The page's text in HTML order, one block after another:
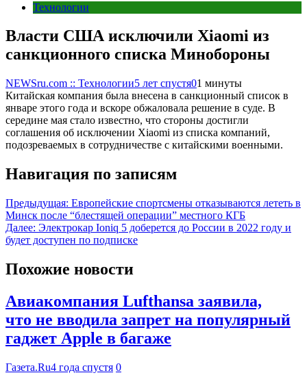
Технологии
Власти США исключили Xiaomi из
санкционного списка Минобороны
NEWSru.com :: Технологии5 лет спустя01 минуты
Китайская компания была внесена в санкционный список в
январе этого года и вскоре обжаловала решение в суде. В
середине мая стало известно, что стороны достигли
соглашения об исключении Xiaomi из списка компаний,
подозреваемых в сотрудничестве с китайскими военными.
Навигация по записям
Предыдущая: Европейские спортсмены отказываются лететь в
Минск после “блестящей операции” местного КГБ
Далее: Электрокар Ioniq 5 доберется до России в 2022 году и
будет доступен по подписке
Похожие новости
Авиакомпания Lufthansa заявила,
что не вводила запрет на популярный
гаджет Apple в багаже
Газета.Ru4 года спустя 0